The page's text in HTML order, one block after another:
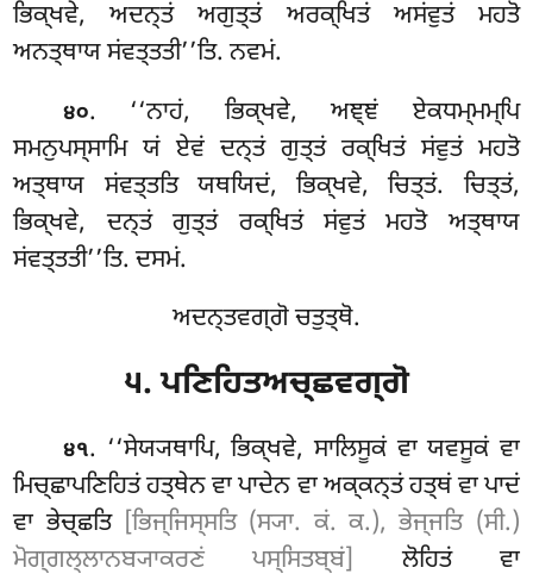
ਭਿਕ੍ਖਵੇ, ਅਦਨ੍ਤਂ ਅਗੁਤ੍ਤਂ ਅਰਕ੍ਖਿਤਂ ਅਸਂਵੁਤਂ ਮਹਤੋ
ਅਨਤ੍ਥਾਯ ਸਂਵਤ੍ਤਤੀ’’ਤਿ. ਨਵਮਂ.
੪੦. ‘‘ਨਾਹਂ, ਭਿਕ੍ਖਵੇ, ਅਞ੍ਞਂ ਏਕਧਮ੍ਮਮ੍ਪਿ
ਸਮਨੁਪਸ੍ਸਾਮਿ ਯਂ ਏਵਂ ਦਨ੍ਤਂ ਗੁਤ੍ਤਂ ਰਕ੍ਖਿਤਂ ਸਂਵੁਤਂ ਮਹਤੋ
ਅਤ੍ਥਾਯ ਸਂਵਤ੍ਤਤਿ ਯਥਯਿਦਂ, ਭਿਕ੍ਖਵੇ, ਚਿਤ੍ਤਂ. ਚਿਤ੍ਤਂ,
ਭਿਕ੍ਖਵੇ, ਦਨ੍ਤਂ ਗੁਤ੍ਤਂ ਰਕ੍ਖਿਤਂ ਸਂਵੁਤਂ ਮਹਤੋ ਅਤ੍ਥਾਯ
ਸਂਵਤ੍ਤਤੀ’’ਤਿ. ਦਸਮਂ.
ਅਦਨ੍ਤਵਗ੍ਗੋ ਚਤੁਤ੍ਥੋ.
੫. ਪਣਿਹਿਤਅਚ੍ਛਵਗ੍ਗੋ
੪੧. ‘‘ਸੇਯ੍ਯਥਾਪਿ, ਭਿਕ੍ਖਵੇ, ਸਾਲਿਸੂਕਂ ਵਾ ਯਵਸੂਕਂ ਵਾ
ਮਿਚ੍ਛਾਪਣਿਹਿਤਂ ਹਤ੍ਥੇਨ ਵਾ ਪਾਦੇਨ ਵਾ ਅਕ੍ਕਨ੍ਤਂ ਹਤ੍ਥਂ ਵਾ ਪਾਦਂ
ਵਾ ਭੇਚ੍ਛਤਿ [ਭਿਜ੍ਜਿਸ੍ਸਤਿ (ਸ੍ਯਾ. ਕਂ. ਕ.), ਭੇਜ੍ਜਤਿ (ਸੀ.)
ਮੋਗ੍ਗਲ੍ਲਾਨਬ੍ਯਾਕਰਣਂ ਪਸ੍ਸਿਤਬ੍ਬਂ]
ਲੋਹਿਤਂ ਵਾ